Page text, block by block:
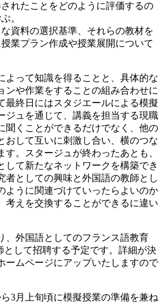
れたことをどのように評価するの
。
資料の選択基準、それらの教材を
業プラン作成や授業展開について
って知識を得ることと、具体的な
ンや作業をすることの組み合わせに
最終日にはスタジエールによる模擬
ジュを通じて、講義を担当する現職
聞くことができるだけでなく、他の
おして互いに刺激し合い、横のつな
す。スタージュが終わったあとも、
して新たなネットワークを構築でき
者としての興味と外国語の教師とし
ように関連づけていったらよいのか
考えを交換することができるに違い
外国語としてのフランス語教育
として招聘する予定です。詳細が決
ームページにアップいたしますので
3月上旬頃に模擬授業の準備を兼ね